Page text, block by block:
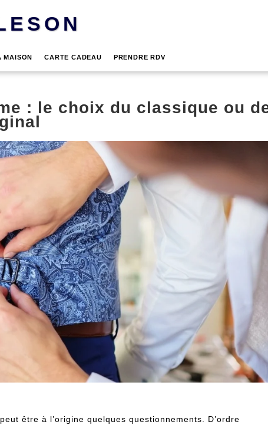
MAISON CARTE CADEAU PRENDRE RDV
: le choix du classique ou
être à l’origine quelques questionnements. D’ordre